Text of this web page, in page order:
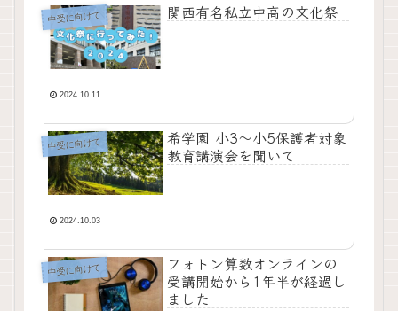
中受に向けて 関西有名私立中高の文化祭
2024.10.11
中受に向けて
希学園 小3～小5保護者対象
教育講演会を聞いて
2024.10.03
中受に向けて
フォトン算数オンラインの
受講開始から1年半が経過し
ました